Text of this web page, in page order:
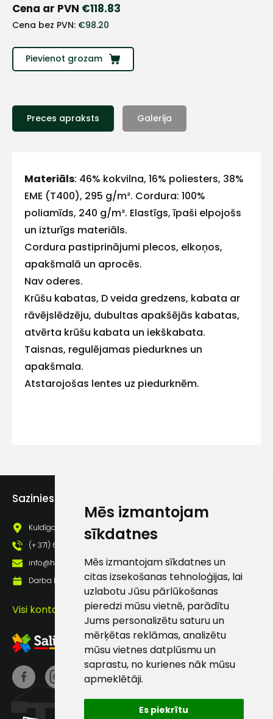
Mēs izmantojam
sīkdatnes
Mēs izmantojam sīkdatnes un
citas izsekošanas tehnoloģijas, lai
uzlabotu Jūsu pārlūkošanas
pieredzi mūsu vietnē, parādītu
Jums personalizētu saturu un
mērķētas reklāmas, analizētu
mūsu vietnes datplūsmu un
saprastu, no kurienes nāk mūsu
apmeklētāji.
Es piekrītu
Cena ar PVN €118.83
Cena bez PVN: €98.20
Pievienot grozam
Preces apraksts Galerija
Materiāls: 46% kokvilna, 16% poliesters, 38%
EME (T400), 295 g/m². Cordura: 100%
poliamīds, 240 g/m². Elastīgs, īpaši elpojošs
un izturīgs materiāls.
Cordura pastiprinājumi plecos, elkoņos,
apakšmalā un aprocēs.
Nav oderes.
Krūšu kabatas, D veida gredzens, kabata ar
rāvējslēdzēju, dubultas apakšējās kabatas,
atvērta krūšu kabata un iekškabata.
Taisnas, regulējamas piedurknes un
apakšmala.
Atstarojošas lentes uz piedurknēm.
Sazinies ar mums
Kuldīgas iela 69a, Saldus, Saldus nov., LV - 3801
(+ 371) 63 881 186
info@hards.lv
Darba laiks: Darbadienās: 8:00 - 17:00
Visi kontakti
Vārds
E-pasts
Kontakttālrunis
Ziņojums
Klientu
atbalsts
Darbdienās:
8:00 – 17:00
(+371) 63 881
info@hards.lv